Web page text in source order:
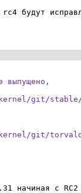
rc4 будут
выпущено,
git/
git/
начиная с RC2